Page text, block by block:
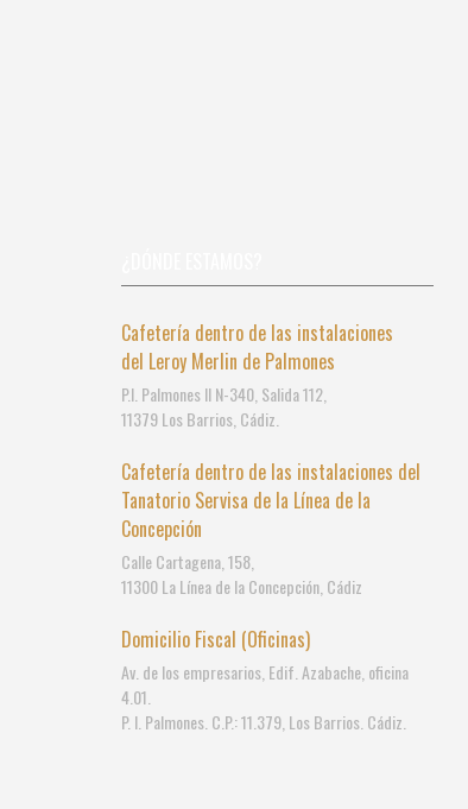
Cafetería dentro de las instalaciones
del Leroy Merlin de Palmones
P.I. Palmones II N-340, Salida 112,
11379 Los Barrios, Cádiz.
Cafetería dentro de las instalaciones del
Tanatorio Servisa de la Línea de la
Concepción
Calle Cartagena, 158,
11300 La Línea de la Concepción, Cádiz
Domicilio Fiscal (Oficinas)
Av. de los empresarios, Edif. Azabache, oficina
4.01.
P. I. Palmones. C.P.: 11.379, Los Barrios. Cádiz.